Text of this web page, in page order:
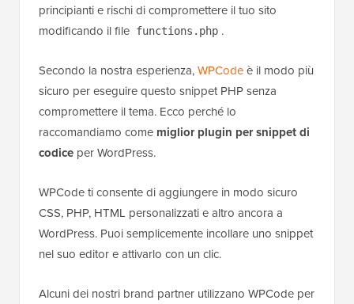
principianti e rischi di compromettere il tuo sito
modificando il file functions.php .
Secondo la nostra esperienza,WPCodeè il modo più
sicuro per eseguire questo snippet PHP senza
compromettere il tema. Ecco perché lo
raccomandiamo come miglior plugin per snippet di
codice per WordPress.
WPCode ti consente di aggiungere in modo sicuro
CSS, PHP, HTML personalizzati e altro ancora a
WordPress. Puoi semplicemente incollare uno snippet
nel suo editor e attivarlo con un clic.
Alcuni dei nostri brand partner utilizzano WPCode per